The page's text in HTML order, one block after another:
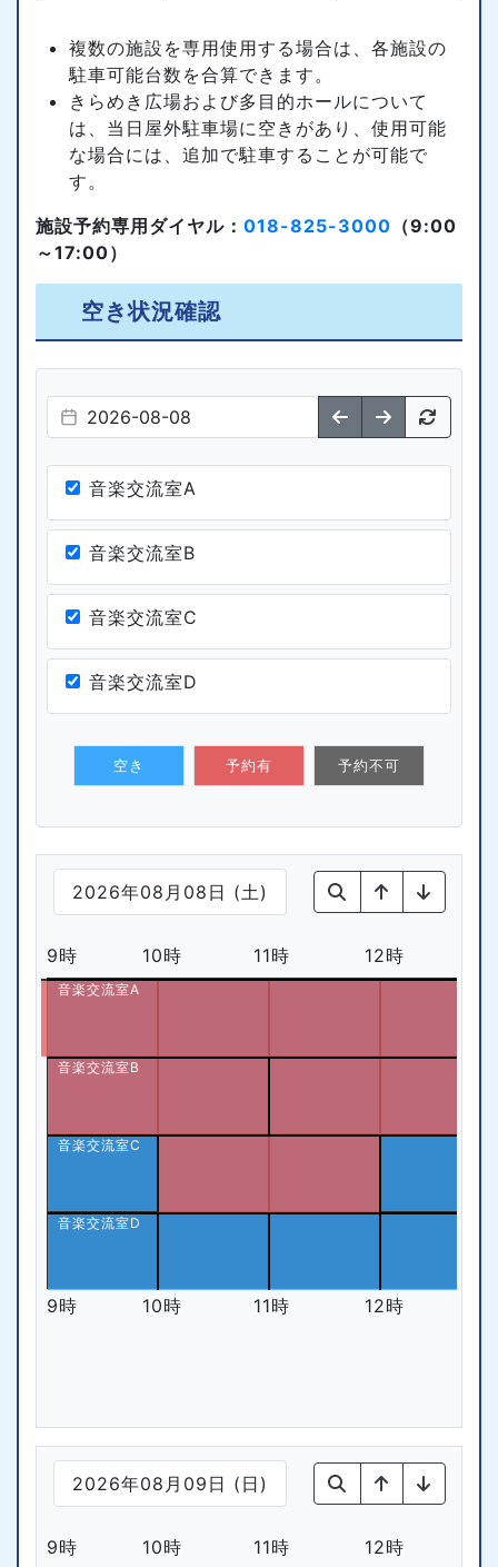
複数の施設を専用使用する場合は、各施設の
駐車可能台数を合算できます。
きらめき広場および多目的ホールについて
は、当日屋外駐車場に空きがあり、使用可能
な場合には、追加で駐車することが可能で
す。
施設予約専用ダイヤル： 018-825-3000 （9:00
～17:00）
空き状況確認
音楽交流室A
音楽交流室B
音楽交流室C
音楽交流室D
空き 予約有 予約不可
2026年08月08日 (土)
音楽交流室A
音楽交流室B
音楽交流室C
音楽交流室D
9時 10時 11時 12時
9時 10時 11時 12時
2026年08月09日 (日)
9時 10時 11時 12時